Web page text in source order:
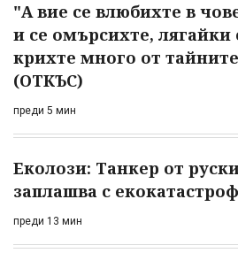
"А вие се влюбихте в
и се омърсихте,
крихте много от
(ОТКЪС)
преди 5 мин
Еколози: Танкер от
заплашва с
преди 13 мин